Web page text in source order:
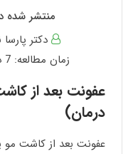
منتشر شده در 17 بهمن,
دکتر پارسا
زمان مطالعه: 7
عفونت بعد از
درمان)
عفونت بعد از کاشت مو